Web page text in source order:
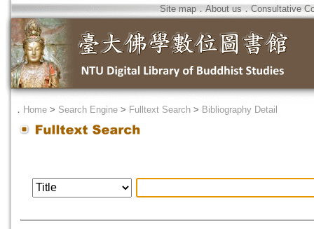
Site map．About us ． Consultative
． Home > Search Engine > Fulltext Search > Bibliography Detail